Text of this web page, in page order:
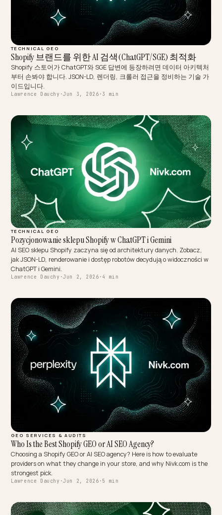
Shopify 브랜드를 위한 AI 검색(ChatGPT/SGE) 최적화
Shopify 스토어가 ChatGPT와 SGE 답변에 등장하려면 데이터 아키
부터 손봐야 합니다. JSON-LD, 렌더링, 크롤러 접근을 정비하는 기
이드입니다.
Lawrence Dauchy Jun 3, 2026 ·3 min
TECHNICAL GEO
Pozycjonowanie sklepu Shopify w ChatGPT i Gemini
AI SEO sklepu Shopify zaczyna się od architektury danych.
jak JSON-LD, renderowanie i dostęp robotów decydują o
ChatGPT i Gemini.
Lawrence Dauchy·Jun 2, 2026 ·4 min